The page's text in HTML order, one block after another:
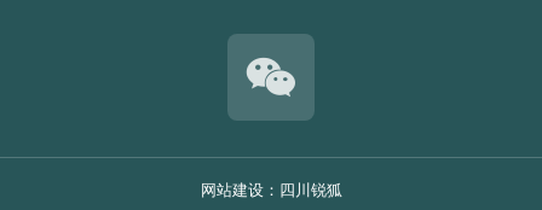
网站建设： 四川锐狐